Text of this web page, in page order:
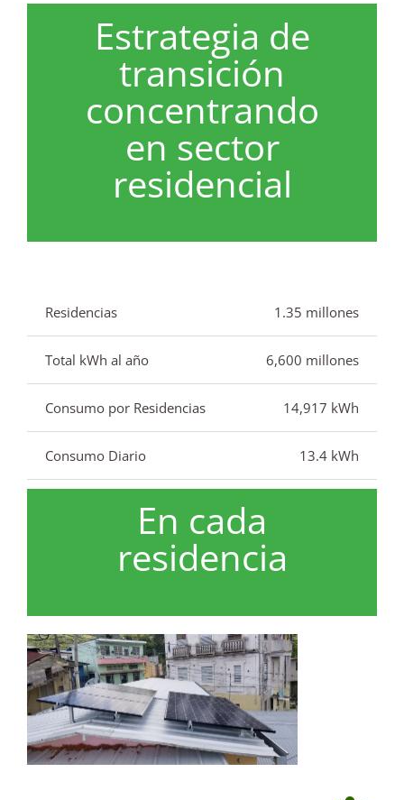
Estrategia de
transición
concentrando
en sector
residencial
Residencias 1.35 millones
Total kWh al año 6,600 millones
Consumo por Residencias 14,917 kWh
Consumo Diario 13.4 kWh
En cada
residencia